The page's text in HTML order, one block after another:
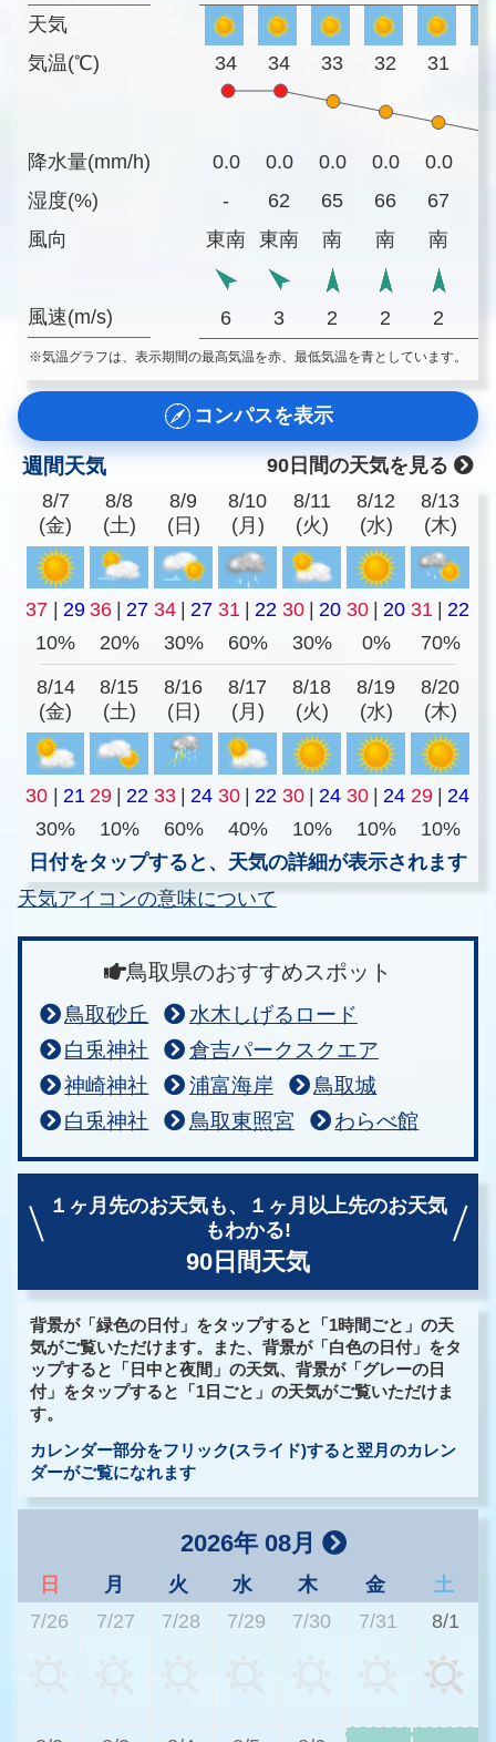
天気
気温(℃)
降水量(mm/h)
湿度(%)
風向
風速(m/s)
34 34 33 32 31
0.0 0.0 0.0 0.0 0.0
-
62 65 66 67
東南
東南 南 南 南
6 3 2 2 2
※気温グラフは、表示期間の最高気温を赤、最低気温を青としています。
コンパスを表示
週間天気
90日間の天気を見る
8/7
(金)
8/8
(土)
8/9
(日)
8/10
(月)
8/11
(火)
8/12
(水)
8/13
(木)
37 | 29 36 | 27 34 | 27 31 | 22 30 | 20 30 | 20 31 | 22
10%
20% 30% 60% 30% 0% 70%
8/14
(金)
8/15
(土)
8/16
(日)
8/17
(月)
8/18
(火)
8/19
(水)
8/20
(木)
30 | 21 29 | 22 33 | 24 30 | 22 30 | 24 30 | 24 29 | 24
30%
10% 60% 40% 10% 10%
10%
日付をタップすると、天気の詳細が表示されます
天気アイコンの意味について
鳥取県のおすすめスポット
鳥取砂丘
水木しげるロード
白兎神社
倉吉パークスクエア
神崎神社
浦富海岸
鳥取城
白兎神社
鳥取東照宮 わらべ館
１ヶ月先のお天気も、
１ヶ月以上先のお天気
もわかる!
90日間天気
背景が「緑色の日付」をタップすると「1時間ごと」の天
気がご覧いただけます。また、背景が「白色の日付」をタ
ップすると「日中と夜間」の天気、背景が「グレーの日
付」をタップすると「1日ごと」の天気がご覧いただけま
す。
カレンダー部分をフリック(スライド)すると翌月のカレン
ダーがご覧になれます
2026年 08月
日 月 火 水 木 金
土
7/26
7/27 7/28 7/29 7/30 7/31 8/1